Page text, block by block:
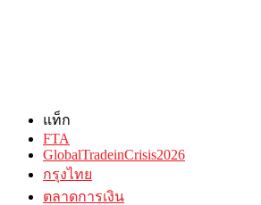
แท็ก
FTA
GlobalTradeinCrisis2026
กรุงไทย
ตลาดการเงิน